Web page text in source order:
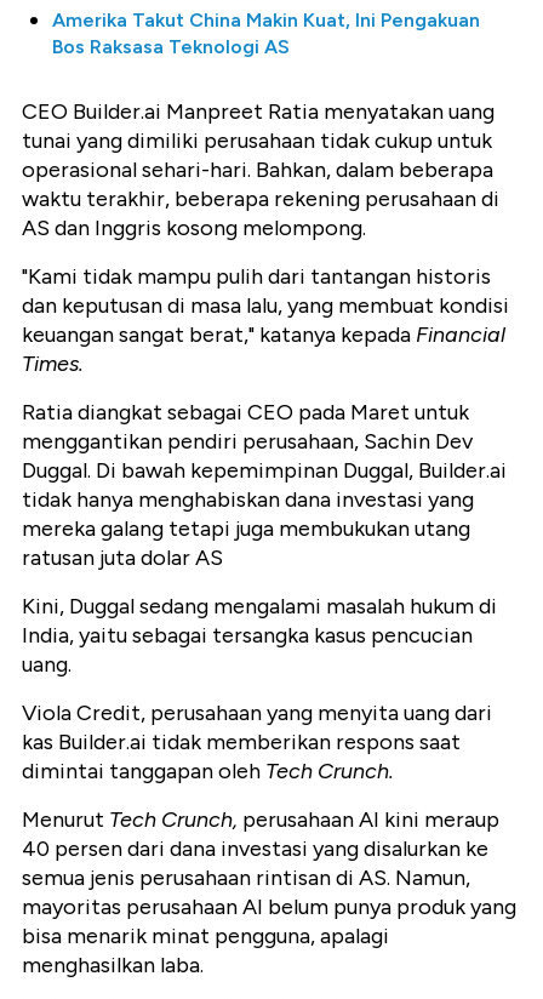
Amerika Takut China Makin Kuat, Ini Pengakuan
Bos Raksasa Teknologi AS
CEO Builder.ai Manpreet Ratia menyatakan uang
tunai yang dimiliki perusahaan tidak cukup untuk
operasional sehari-hari. Bahkan, dalam beberapa
waktu terakhir, beberapa rekening perusahaan di
AS dan Inggris kosong melompong.
"Kami tidak mampu pulih dari tantangan historis
dan keputusan di masa lalu, yang membuat kondisi
keuangan sangat berat," katanya kepada Financial
Times.
Ratia diangkat sebagai CEO pada Maret untuk
menggantikan pendiri perusahaan, Sachin Dev
Duggal. Di bawah kepemimpinan Duggal, Builder.ai
tidak hanya menghabiskan dana investasi yang
mereka galang tetapi juga membukukan utang
ratusan juta dolar AS
Kini, Duggal sedang mengalami masalah hukum di
India, yaitu sebagai tersangka kasus pencucian
uang.
Viola Credit, perusahaan yang menyita uang dari
kas Builder.ai tidak memberikan respons saat
dimintai tanggapan oleh Tech Crunch.
Menurut Tech Crunch, perusahaan AI kini meraup
40 persen dari dana investasi yang disalurkan ke
semua jenis perusahaan rintisan di AS. Namun,
mayoritas perusahaan AI belum punya produk yang
bisa menarik minat pengguna, apalagi
menghasilkan laba.